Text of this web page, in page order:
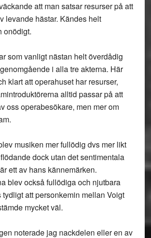
att man satsar resurser på att
levande hästar. Kändes helt
onödigt.
som vanligt nästan helt överdådig
i alla tre akterna. Här
klart att operahuset har resurser,
alltid passar på att
oss operabesökare, men mer om
musiken mer fullödig dvs mer likt
dock utan det sentimentala
ett av hans kännemärken.
blev också fullödiga och njutbara
tydligt att personkemin mellan Voigt
mycket väl.
noterade jag nackdelen eller en av